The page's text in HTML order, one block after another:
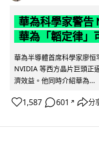
華為科學家警告
華為「韜定律」
華為半導體首席科學家廖
NVIDIA 等西方晶片巨頭正
濟效益。他同時介紹華為...
1,587 601 ↗ 分